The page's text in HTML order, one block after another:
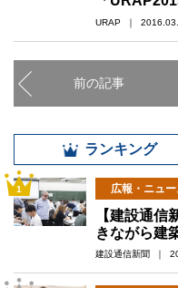
URAP ｜
前の記事
ランキング
1 広報・ニュー
【建設通信
きながら建
建設通信新聞 ｜